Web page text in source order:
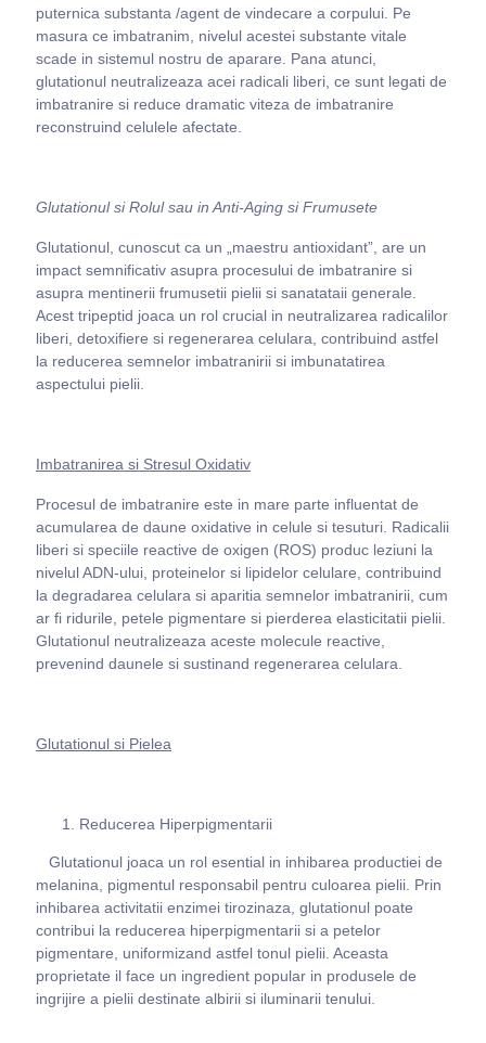
puternica substanta /agent de vindecare a corpului. Pe
masura ce imbatranim, nivelul acestei substante vitale
scade in sistemul nostru de aparare. Pana atunci,
glutationul neutralizeaza acei radicali liberi, ce sunt legati de
imbatranire si reduce dramatic viteza de imbatranire
reconstruind celulele afectate.
Glutationul si Rolul sau in Anti-Aging si Frumusete
Glutationul, cunoscut ca un „maestru antioxidant”, are un
impact semnificativ asupra procesului de imbatranire si
asupra mentinerii frumusetii pielii si sanatataii generale.
Acest tripeptid joaca un rol crucial in neutralizarea radicalilor
liberi, detoxifiere si regenerarea celulara, contribuind astfel
la reducerea semnelor imbatranirii si imbunatatirea
aspectului pielii.
Imbatranirea si Stresul Oxidativ
Procesul de imbatranire este in mare parte influentat de
acumularea de daune oxidative in celule si tesuturi. Radicalii
liberi si speciile reactive de oxigen (ROS) produc leziuni la
nivelul ADN-ului, proteinelor si lipidelor celulare, contribuind
la degradarea celulara si aparitia semnelor imbatranirii, cum
ar fi ridurile, petele pigmentare si pierderea elasticitatii pielii.
Glutationul neutralizeaza aceste molecule reactive,
prevenind daunele si sustinand regenerarea celulara.
Glutationul si Pielea
Reducerea Hiperpigmentarii
Glutationul joaca un rol esential in inhibarea productiei de
melanina, pigmentul responsabil pentru culoarea pielii. Prin
inhibarea activitatii enzimei tirozinaza, glutationul poate
contribui la reducerea hiperpigmentarii si a petelor
pigmentare, uniformizand astfel tonul pielii. Aceasta
proprietate il face un ingredient popular in produsele de
ingrijire a pielii destinate albirii si iluminarii tenului.